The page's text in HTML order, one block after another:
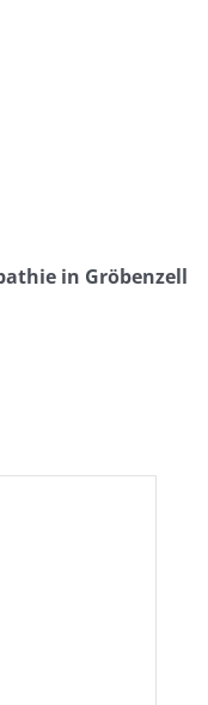
in Gröbenzell